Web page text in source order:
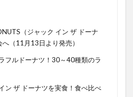
（ジャック イン ザ ドーナ
（11月13日より発売）
フルドーナツ！30～40種類のラ
ン ザ ドーナツを実食！食べ比べ